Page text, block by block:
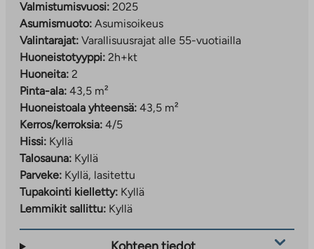
Valmistumisvuosi: 2025
Asumismuoto: Asumisoikeus
Valintarajat: Varallisuusrajat alle 55-vuotiailla
Huoneistotyyppi: 2h+kt
Huoneita: 2
Pinta-ala: 43,5 m²
Huoneistoala yhteensä: 43,5 m²
Kerros/kerroksia: 4/5
Hissi: Kyllä
Talosauna: Kyllä
Parveke: Kyllä, lasitettu
Tupakointi kielletty: Kyllä
Lemmikit sallittu: Kyllä